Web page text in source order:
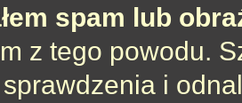
spam lub
z tego powodu.
i